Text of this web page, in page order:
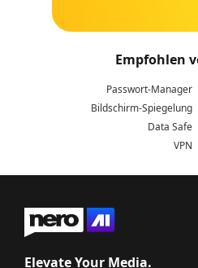
Empfohlen
Passwort-Manager
Bildschirm-Spiegelung
Data Safe
VPN
Elevate Your Media.